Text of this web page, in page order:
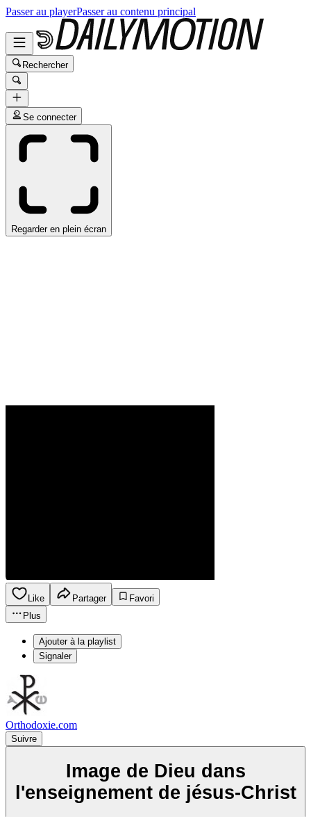
Passer au playerPasser au contenu principal
Rechercher
Se connecter
Regarder en plein écran
Like Partager
Favori
Plus
Ajouter à la playlist
Signaler
Orthodoxie.com
Suivre
Image de Dieu dans
l'enseignement de jésus-Christ